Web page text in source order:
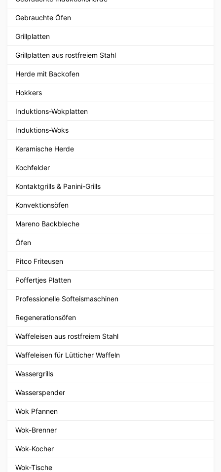
Gebrauchte Öfen
Grillplatten
Grillplatten aus rostfreiem Stahl
Herde mit Backofen
Hokkers
Induktions-Wokplatten
Induktions-Woks
Keramische Herde
Kochfelder
Kontaktgrills & Panini-Grills
Konvektionsöfen
Mareno Backbleche
Öfen
Pitco Friteusen
Poffertjes Platten
Professionelle Softeismaschinen
Regenerationsöfen
Waffeleisen aus rostfreiem Stahl
Waffeleisen für Lütticher Waffeln
Wassergrills
Wasserspender
Wok Pfannen
Wok-Brenner
Wok-Kocher
Wok-Tische